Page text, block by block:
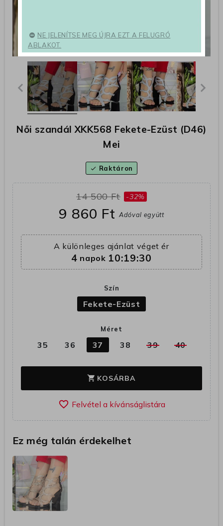
Női szandál XKK568 Fekete-Ezüst (D46)
Mei
check Raktáron
14 500 Ft -32%
9 860 FtAdóval együtt
A különleges ajánlat véget ér
4 napok 10:19:29
Szín
Fekete-Ezüst
Méret
35 36 37 38 39 40
shopping_cart KOSÁRBA
favorite_border
Ez még talán érdekelhet
NE JELENÍTSE MEG ÚJRA EZT A FELUGRÓ
ABLAKOT.